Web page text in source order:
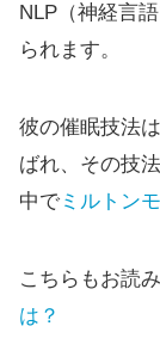
NLP（神経言
られます。
彼の催眠技法
ばれ、その技
中で ミルトン
こちらもお読
は？